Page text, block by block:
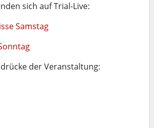
sich auf Trial-Live:
Samstag
der Veranstaltung: